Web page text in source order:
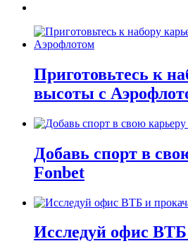
Приготовьтесь к
высоты с
Добавь спорт в
Fonbet
Исследуй офис